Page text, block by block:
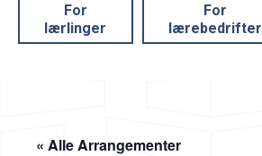
For
lærlinger
For
lærebedrifter
« Alle Arrangementer